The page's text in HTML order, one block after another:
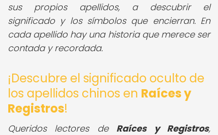
sus propios apellidos, a descubrir el
significado y los símbolos que encierran. En
cada apellido hay una historia que merece ser
contada y recordada.
¡Descubre el significado oculto de
los apellidos chinos en Raíces y
Registros!
Queridos lectores de Raíces y Registros,